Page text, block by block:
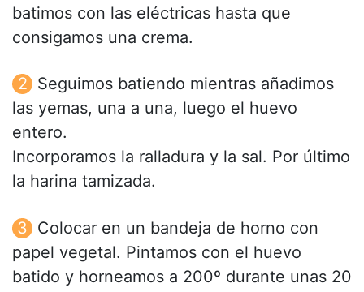
batimos con las eléctricas hasta que
consigamos una crema.
Seguimos batiendo mientras añadimos
las yemas, una a una, luego el huevo
entero.
Incorporamos la ralladura y la sal. Por último
la harina tamizada.
Colocar en un bandeja de horno con
papel vegetal. Pintamos con el huevo
batido y horneamos a 200º durante unas 20